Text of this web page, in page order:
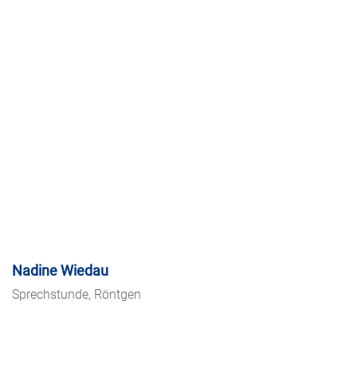
Nadine Wiedau
Sprechstunde, Röntgen